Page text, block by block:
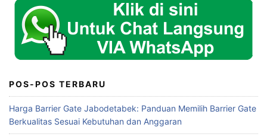
POS-POS TERBARU
Harga Barrier Gate Jabodetabek: Panduan Memilih Barrier Gate
Berkualitas Sesuai Kebutuhan dan Anggaran